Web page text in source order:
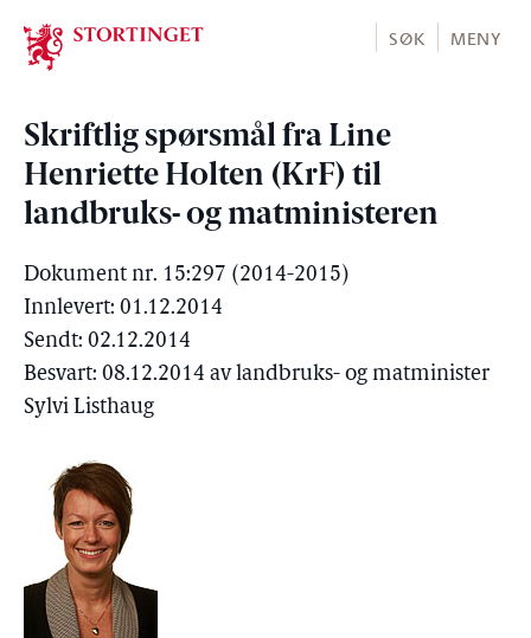
Stortinget.no
SØK MENY
Skriftlig spørsmål fra Line
Henriette Holten (KrF) til
landbruks- og matministeren
Dokument nr. 15:297 (2014-2015)
Innlevert: 01.12.2014
Sendt: 02.12.2014
Besvart: 08.12.2014 av landbruks- og matminister
Sylvi Listhaug